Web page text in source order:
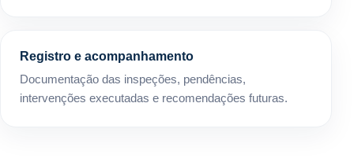
Registro e acompanhamento
Documentação das inspeções, pendências,
intervenções executadas e recomendações futuras.